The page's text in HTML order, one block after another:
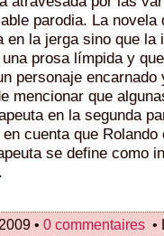
parodia. La novela
en la jerga sino que la
prosa límpida y
personaje
mencionar que
en la segunda
cuenta que Rolando
se define como
• 0 commentaires •